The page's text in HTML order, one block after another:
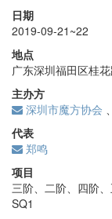
日期
2019-09-21~22
地点
广东深圳福田区桂
主办方
深圳市魔方协会
代表
郑鸣
项目
三阶、二阶、四阶
SQ1